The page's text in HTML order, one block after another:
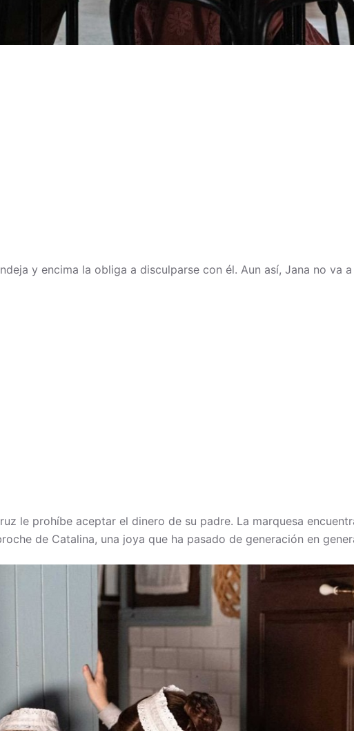
y encima la obliga a disculparse con él. Aun así, Jana no va
le prohíbe aceptar el dinero de su padre. La marquesa
de Catalina, una joya que ha pasado de generación en